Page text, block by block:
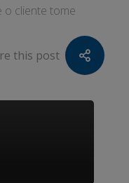
o cliente tome
this post